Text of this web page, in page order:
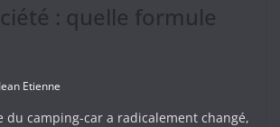
: quelle formule
Jean Etienne
du camping-car a radicalement changé,